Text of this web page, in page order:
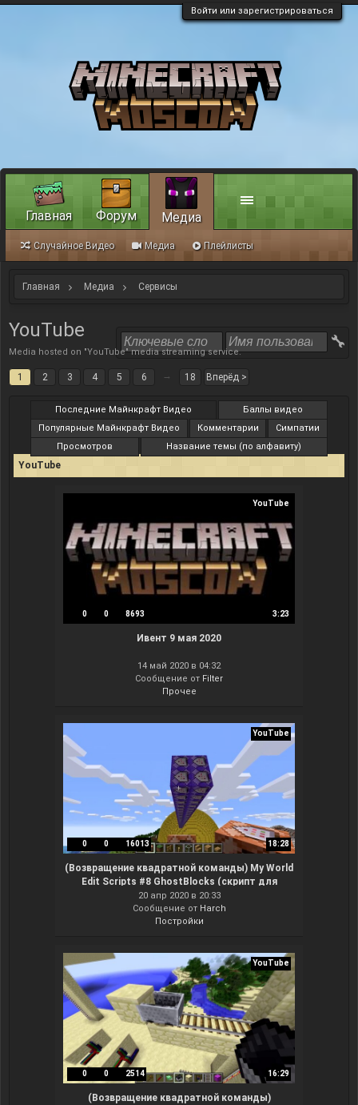
Войти или зарегистрироваться
Главная Медиа Сервисы
YouTube
Media hosted on "YouTube" media streaming service.
1 2 3 4 5 6 → 18 Вперёд >
Последние Майнкрафт Видео
Баллы видео
Популярные Майнкрафт Видео
Комментарии
Симпатии
Просмотров
Название темы (по алфавиту)
YouTube
YouTube
0 0 8693 3:23
Ивент 9 мая 2020
14 май 2020 в 04:32
Сообщение от Filter
Прочее
YouTube
0 0 16013 18:28
(Возвращение квадратной команды) My World
Edit Scripts #8 GhostBlocks (скрипт для
мапмейкеров, результат без модов)
20 апр 2020 в 20:33
Сообщение от Harch
Постройки
YouTube
0 0 2514 16:29
(Возвращение квадратной команды)
Главная Форум Медиа
Случайное Видео Медиа Плейлисты